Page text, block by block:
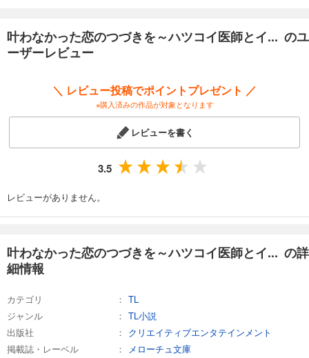
叶わなかった恋のつづきを～ハツコイ医師とイ... のユ
ーザーレビュー
＼ レビュー投稿でポイントプレゼント ／
※購入済みの作品が対象となります
レビューを書く
3.5
レビューがありません。
叶わなかった恋のつづきを～ハツコイ医師とイ... の詳
細情報
カテゴリ
TL
ジャンル
TL小説
出版社
クリエイティブエンタテインメント
掲載誌・レーベル
メローチュ文庫